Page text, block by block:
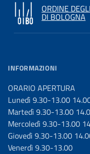
ORDINE
DI BOLOGNA
INFORMAZIONI
ORARIO APERTURA
Lunedì 9.30-13.00
Martedì 9.30-13.00
Mercoledì 9.30-13.00
Giovedì 9.30-13.00
Venerdì 9.30-13.00